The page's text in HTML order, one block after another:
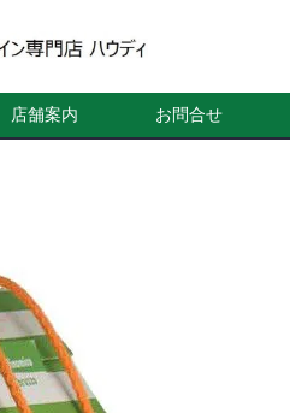
店舗案内 お問合せ